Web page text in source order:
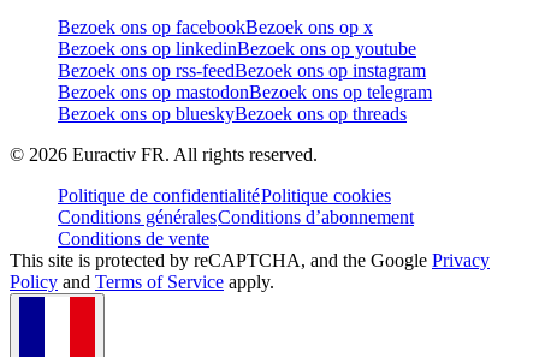
Bezoek ons op facebookBezoek ons op x
Bezoek ons op linkedinBezoek ons op youtube
Bezoek ons op rss-feedBezoek ons op instagram
Bezoek ons op mastodonBezoek ons op telegram
Bezoek ons op blueskyBezoek ons op threads
© 2026 Euractiv FR. All rights reserved.
Politique de confidentialitéPolitique cookies
Conditions généralesConditions d’abonnement
Conditions de vente
This site is protected by reCAPTCHA, and the Google Privacy
Policy and Terms of Service apply.